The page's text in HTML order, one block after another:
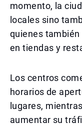
momento, la
locales sino
quienes
en tiendas y
Los centros
horarios de
lugares,
aumentar su